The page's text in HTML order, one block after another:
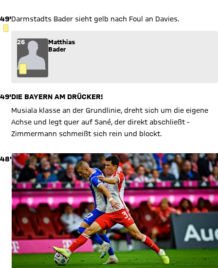
49'
GELBE KARTE
Darmstadts Bader sieht gelb nach Foul an Davies.
26
Matthias
Bader
49'DIE BAYERN AM DRÜCKER!
Musiala klasse an der Grundlinie, dreht sich um die eigene
Achse und legt quer auf Sané, der direkt abschließt -
Zimmermann schmeißt sich rein und blockt.
48'